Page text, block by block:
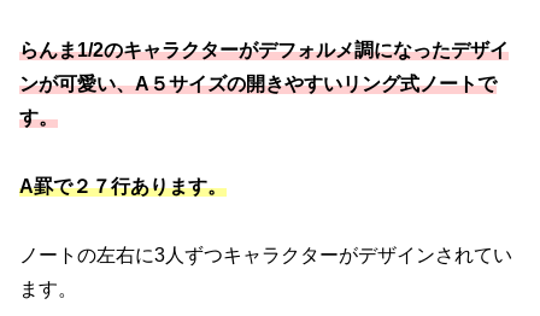
らんま1/2のキャラクターがデフォルメ調になったデザイ
ンが可愛い、A５サイズの開きやすいリング式ノートで
す。
A罫で２７行あります。
ノートの左右に3人ずつキャラクターがデザインされてい
ます。